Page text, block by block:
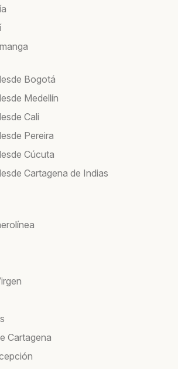
Bogotá
Medellín
Cali
Pereira
Cúcuta
Cartagena de Indias
Cartagena